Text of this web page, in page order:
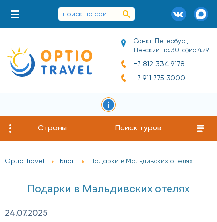
Санкт-Петербург,
Невский пр. 30, офис 4.29
+7 812 334 9178
+7 911 775 3000
Страны Поиск туров
Optio Travel Блог Подарки в Мальдивских отелях
Подарки в Мальдивских отелях
24.07.2025